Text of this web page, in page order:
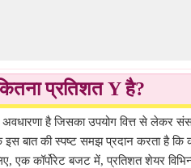
प्रतिशत Y है?
है जिसका उपयोग वित्त से लेकर
इस बात की स्पष्ट समझ प्रदान करता है
एक कॉर्पोरेट बजट में, प्रतिशत शेयर